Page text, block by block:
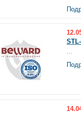
...